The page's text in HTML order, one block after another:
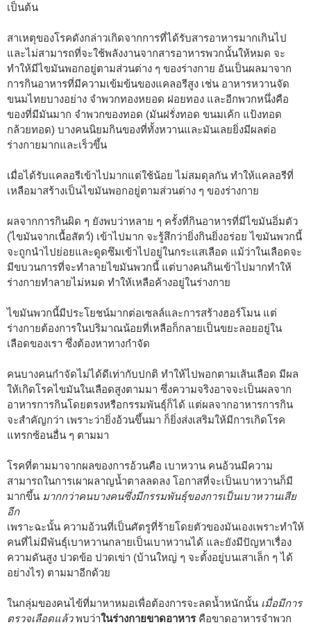
เป็นต้น
สาเหตุของโรคดังกล่าวเกิดจากการที่ได้รับสารอาหารมากเกินไป
และไม่สามารถที่จะใช้พลังงานจากสารอาหารพวกนั้นให้หมด จะ
ทำให้มีไขมันพอกอยู่ตามส่วนต่าง ๆ ของร่างกาย อันเป็นผลมาจาก
การกินอาหารที่มีความเข้มข้นของแคลอรีสูง เช่น อาหารหวานจัด
ขนมไทยบางอย่าง จำพวกทองหยอด ฝอยทอง และอีกพวกหนึ่งคือ
ของที่มีมันมาก จำพวกของทอด (มันฝรั่งทอด ขนมเค้ก แป้งทอด
กล้วยทอด) บางคนนิยมกินของที่ทั้งหวานและมันเลยยิ่งมีผลต่อ
ร่างกายมากและเร็วขึ้น
เมื่อได้รับแคลอรีเข้าไปมากแต่ใช้น้อย ไม่สมดุลกัน ทำให้แคลอรีที่
เหลือมาสร้างเป็นไขมันพอกอยู่ตามส่วนต่าง ๆ ของร่างกาย
ผลจากการกินผิด ๆ ยังพบว่าหลาย ๆ ครั้งที่กินอาหารที่มีไขมันอิ่มตัว
(ไขมันจากเนื้อสัตว์) เข้าไปมาก จะรู้สึกว่ายิ่งกินยิ่งอร่อย ไขมันพวกนี้
จะถูกนำไปย่อยและดูดซึมเข้าไปอยู่ในกระแสเลือด แม้ว่าในเลือดจะ
มีขบวนการที่จะทำลายไขมันพวกนี้ แต่บางคนกินเข้าไปมากทำให้
ร่างกายทำลายไม่หมด ทำให้เหลือค้างอยู่ในร่างกาย
ไขมันพวกนี้มีประโยชน์มากต่อเซลล์และการสร้างฮอร์โมน แต่
ร่างกายต้องการในปริมาณน้อยที่เหลือก็กลายเป็นขยะลอยอยู่ใน
เลือดของเรา ซึ่งต้องหาทางกำจัด
คนบางคนกำจัดไม่ได้ดีเท่ากับปกติ ทำให้ไปพอกตามเส้นเลือด มีผล
ให้เกิดโรคไขมันในเลือดสูงตามมา ซึ่งความจริงอาจจะเป็นผลจาก
อาหารการกินโดยตรงหรือกรรมพันธุ์ก็ได้ แต่ผลจากอาหารการกิน
จะสำคัญกว่า เพราะว่ายิ่งอ้วนขึ้นมา ก็ยิ่งส่งเสริมให้มีการเกิดโรค
แทรกซ้อนอื่น ๆ ตามมา
โรคที่ตามมาจากผลของการอ้วนคือ เบาหวาน คนอ้วนมีความ
สามารถในการเผาผลาญน้ำตาลลดลง โอกาสที่จะเป็นเบาหวานก็มี
มากขึ้น มากกว่าคนบางคนซึ่งมีกรรมพันธุ์ของการเป็นเบาหวานเสีย
อีก
เพราะฉะนั้น ความอ้วนที่เป็นศัตรูที่ร้ายโดยตัวของมันเองเพราะทำให้
คนที่ไม่มีพันธุ์เบาหวานกลายเป็นเบาหวานได้ และยังมีปัญหาเรื่อง
ความดันสูง ปวดข้อ ปวดเข่า (บ้านใหญ่ ๆ จะตั้งอยู่บนเสาเล็ก ๆ ได้
อย่างไร) ตามมาอีกด้วย
ในกลุ่มของคนไข้ที่มาหาหมอเพื่อต้องการจะลดน้ำหนักนั้น เมื่อมีการ
ตรวจเลือดแล้วพบว่าในร่างกายขาดอาหารคือขาดอาหารจำพวก